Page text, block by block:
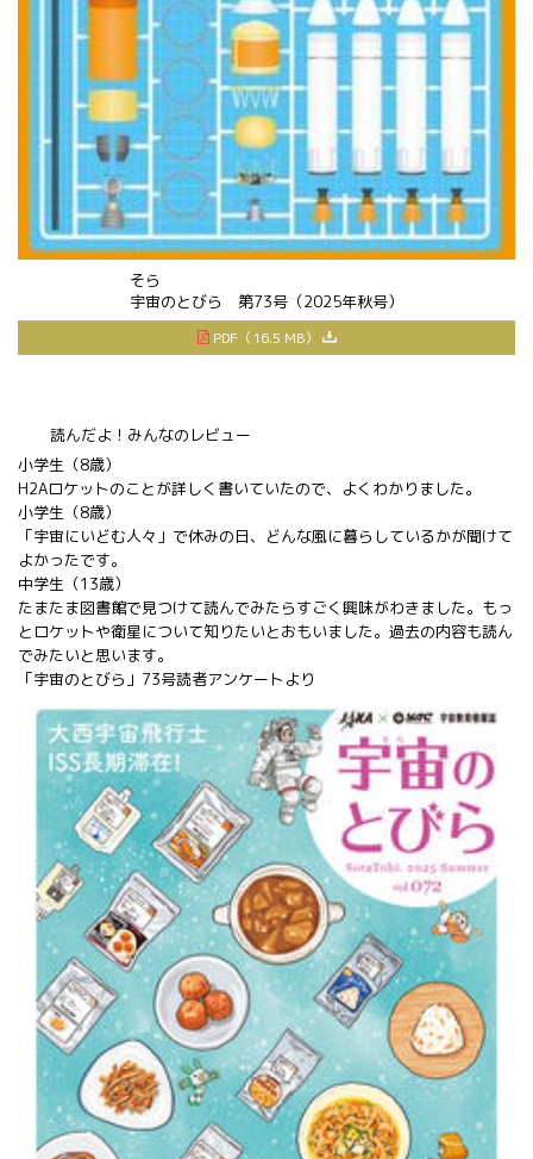
宇宙
そら
のとびら 第73号（2025年秋号）
PDF（16.5 MB）
読んだよ！みんなのレビュー
小学生（8歳）
H2Aロケットのことが詳しく書いていたので、よくわかりました。
小学生（8歳）
「宇宙にいどむ人々」で休みの日、どんな風に暮らしているかが聞けて
よかったです。
中学生（13歳）
たまたま図書館で見つけて読んでみたらすごく興味がわきました。もっ
とロケットや衛星について知りたいとおもいました。過去の内容も読ん
でみたいと思います。
「宇宙のとびら」73号読者アンケートより